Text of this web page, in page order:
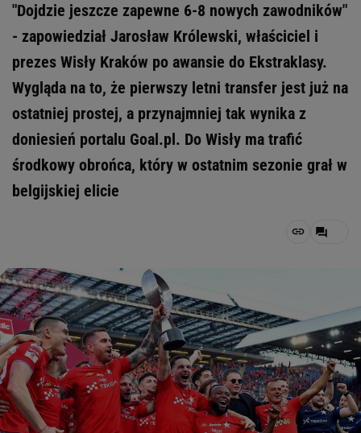
"Dojdzie jeszcze zapewne 6-8 nowych zawodników"
- zapowiedział Jarosław Królewski, właściciel i
prezes Wisły Kraków po awansie do Ekstraklasy.
Wygląda na to, że pierwszy letni transfer jest już na
ostatniej prostej, a przynajmniej tak wynika z
doniesień portalu Goal.pl. Do Wisły ma trafić
środkowy obrońca, który w ostatnim sezonie grał w
belgijskiej elicie